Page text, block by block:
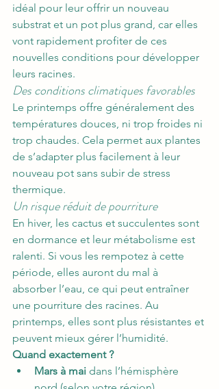
idéal pour leur offrir un nouveau
substrat et un pot plus grand, car elles
vont rapidement profiter de ces
nouvelles conditions pour développer
leurs racines.
Des conditions climatiques favorables
Le printemps offre généralement des
températures douces, ni trop froides ni
trop chaudes. Cela permet aux plantes
de s’adapter plus facilement à leur
nouveau pot sans subir de stress
thermique.
Un risque réduit de pourriture
En hiver, les cactus et succulentes sont
en dormance et leur métabolisme est
ralenti. Si vous les rempotez à cette
période, elles auront du mal à
absorber l’eau, ce qui peut entraîner
une pourriture des racines. Au
printemps, elles sont plus résistantes et
peuvent mieux gérer l’humidité.
Quand exactement ?
Mars à mai dans l’hémisphère